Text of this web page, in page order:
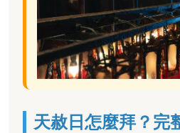
天赦日怎麼拜？完